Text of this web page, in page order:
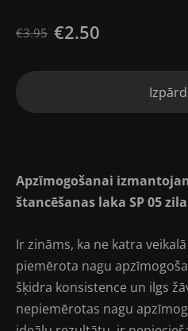
€3.95 €2.50
Apzīmogošanai
štancēšanas laka SP 05 zila
Ir zināms, ka ne katra
piemērota nagu
šķidra konsistence un ilgs
nepiemērotas nagu